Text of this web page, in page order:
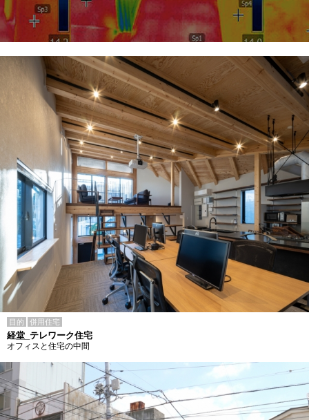
目的 併用住宅
経堂_テレワーク住宅
オフィスと住宅の中間